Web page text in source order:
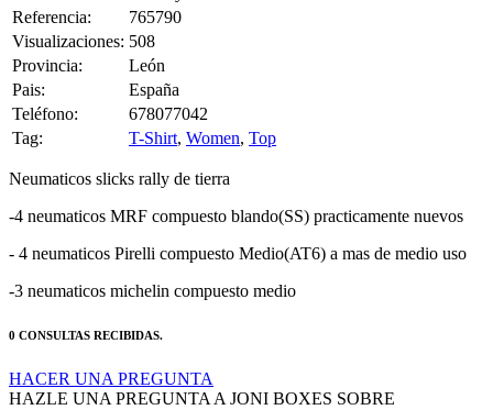
Visualizaciones:
508
Provincia:
León
Pais:
España
Teléfono:
678077042
Tag:
T-Shirt,Women
Neumaticos slicks rally de tierra
-4 neumaticos MRF compuesto blando(SS) practicamente nuevos
- 4 neumaticos Pirelli compuesto Medio(AT6) a mas de medio uso
-3 neumaticos michelin compuesto medio
HAZLE UNA PREGUNTA A JONI BOXES SOBRE
“Neumáticos tierra pirelli/michelin/mrf”